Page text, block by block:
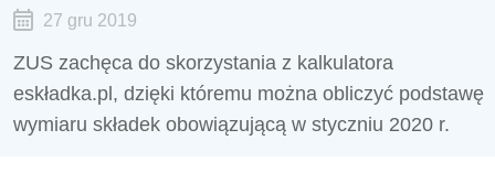
27 gru 2019
ZUS zachęca do skorzystania z kalkulatora
eskładka.pl, dzięki któremu można obliczyć podstawę
wymiaru składek obowiązującą w styczniu 2020 r.